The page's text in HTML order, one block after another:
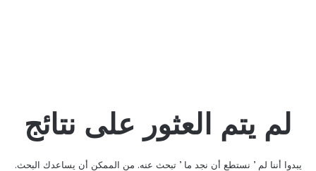
لم يتم العثور على نتائج
يبدوا أننا لم ’ نستطع أن نجد ما ’ تبحث عنه. من الممكن أن يساعدك البحث.